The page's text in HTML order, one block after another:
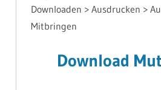
Downloaden > Ausdrucken >
Mitbringen
Download